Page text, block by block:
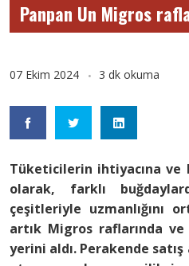
Panpan Un Migros
07 Ekim 2024 3 dk okuma
Tüketicilerin ihtiyacına ve
olarak, farklı
çeşitleriyle uzmanlığını
artık Migros raflarında
yerini aldı. Perakende